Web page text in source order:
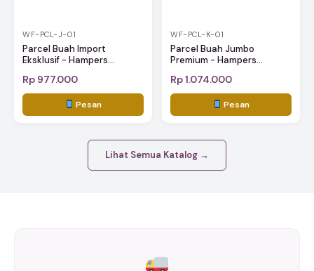
WF-PCL-J-01
Parcel Buah Import
Eksklusif - Hampers...
Rp 977.000
Pesan
WF-PCL-K-01
Parcel Buah Jumbo
Premium - Hampers...
Rp 1.074.000
Pesan
Lihat Semua Katalog →